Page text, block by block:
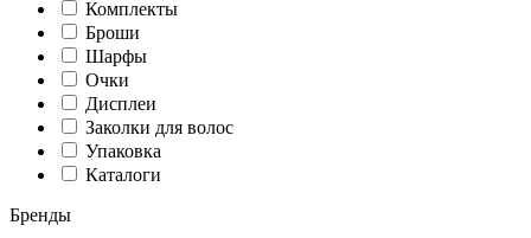
Комплекты
Броши
Шарфы
Очки
Дисплеи
Заколки для волос
Упаковка
Каталоги
Бренды